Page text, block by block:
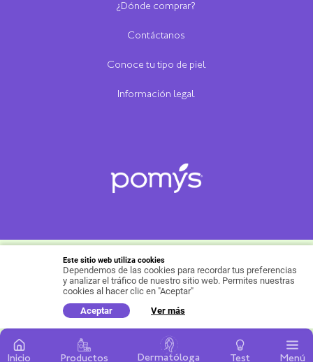
Inicio Productos Dermatóloga Test Menú
¿Dónde comprar?
Contáctanos
Conoce tu tipo de piel
Información legal
Copyright ©Productos Familia S.A. 2021, todos los
derechos reservados.Política para protección de
datos
Este sitio web utiliza cookies
Dependemos de las cookies para recordar tus preferencias
y analizar el tráfico de nuestro sitio web. Permites nuestras
cookies al hacer clic en "Aceptar"
Aceptar
Ver más